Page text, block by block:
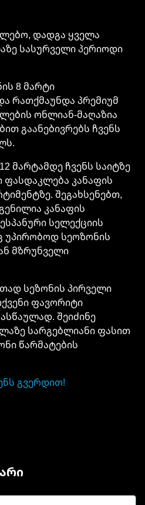
დადგა ყველა
სასურველი პერიოდი
8 მარტი
რათქმაუნდა პრემიუმ
ონლიან-მაღაზია
გაანებივრებს ჩვენს
2მარტამდე ჩვენს საიტზე
ფასდაკლება კანაფის
შეგახსენებთ,
კანაფის
სელექციის
უპირობოდ სეოზონის
მზრუნველი
სეზონის პირველი
ფავორიტი
შეიძინე
სარგებლიანი ფასით
წარმატების
გვერდით!